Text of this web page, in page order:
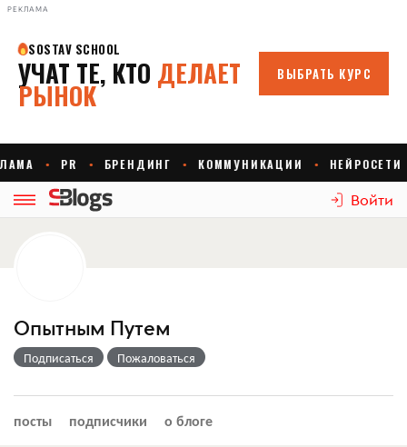
РЕКЛАМА
Войти
Опытным Путем
Подписаться Пожаловаться
посты подписчики о блоге